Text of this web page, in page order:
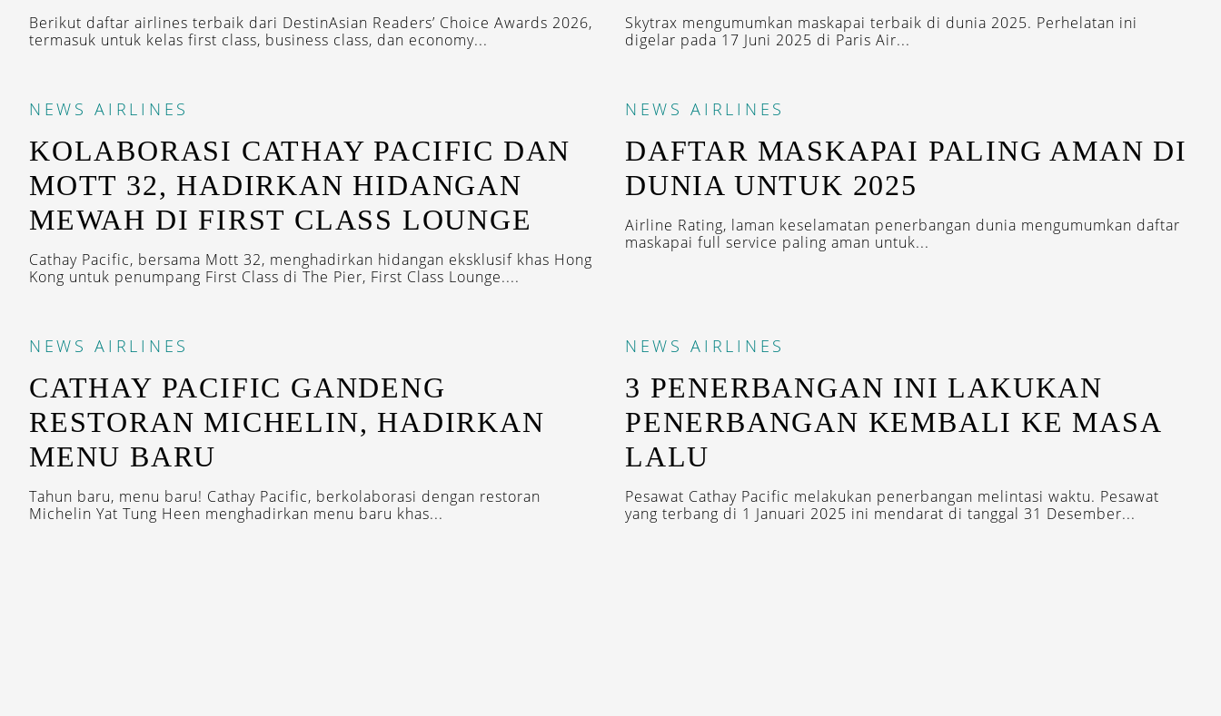
Berikut daftar airlines terbaik dari DestinAsian Readers’ Choice Awards 2026,
termasuk untuk kelas first class, business class, dan economy...
Skytrax mengumumkan maskapai terbaik di dunia 2025. Perhelatan ini
digelar pada 17 Juni 2025 di Paris Air...
NEWS AIRLINES
KOLABORASI CATHAY PACIFIC DAN
MOTT 32, HADIRKAN HIDANGAN
MEWAH DI FIRST CLASS LOUNGE
Cathay Pacific, bersama Mott 32, menghadirkan hidangan eksklusif khas Hong
Kong untuk penumpang First Class di The Pier, First Class Lounge....
NEWS AIRLINES
DAFTAR MASKAPAI PALING AMAN DI
DUNIA UNTUK 2025
Airline Rating, laman keselamatan penerbangan dunia mengumumkan daftar
maskapai full service paling aman untuk...
NEWS AIRLINES
CATHAY PACIFIC GANDENG
RESTORAN MICHELIN, HADIRKAN
MENU BARU
Tahun baru, menu baru! Cathay Pacific, berkolaborasi dengan restoran
Michelin Yat Tung Heen menghadirkan menu baru khas...
NEWS AIRLINES
3 PENERBANGAN INI LAKUKAN
PENERBANGAN KEMBALI KE MASA
LALU
Pesawat Cathay Pacific melakukan penerbangan melintasi waktu. Pesawat
yang terbang di 1 Januari 2025 ini mendarat di tanggal 31 Desember...